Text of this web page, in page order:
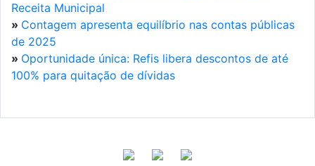
Receita Municipal
» Contagem apresenta equilíbrio nas contas públicas
de 2025
» Oportunidade única: Refis libera descontos de até
100% para quitação de dívidas